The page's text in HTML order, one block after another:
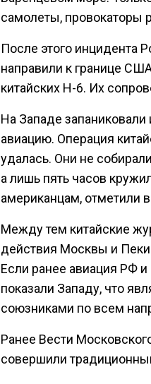
самолеты, провокаторы
После этого инцидента
направили к границе
китайских Н-6. Их
На Западе
авиацию. Операция
удалась. Они не
а лишь пять часов
американцам, отметили
Между тем китайские
действия Москвы и
Если ранее авиация РФ
показали Западу, что
союзниками по всем
Ранее Вести
совершили